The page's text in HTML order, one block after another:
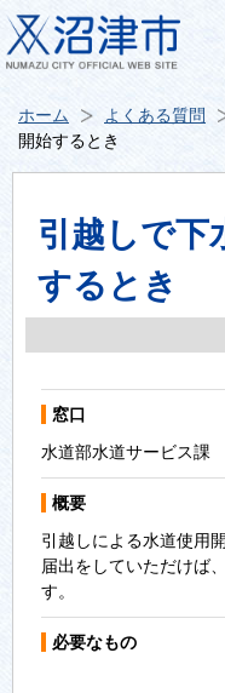
ホーム よくある質問
開始するとき
引越しで下
するとき
窓口
水道部水道サービス課
概要
引越しによる水道使用
届出をしていただけば
す。
必要なもの